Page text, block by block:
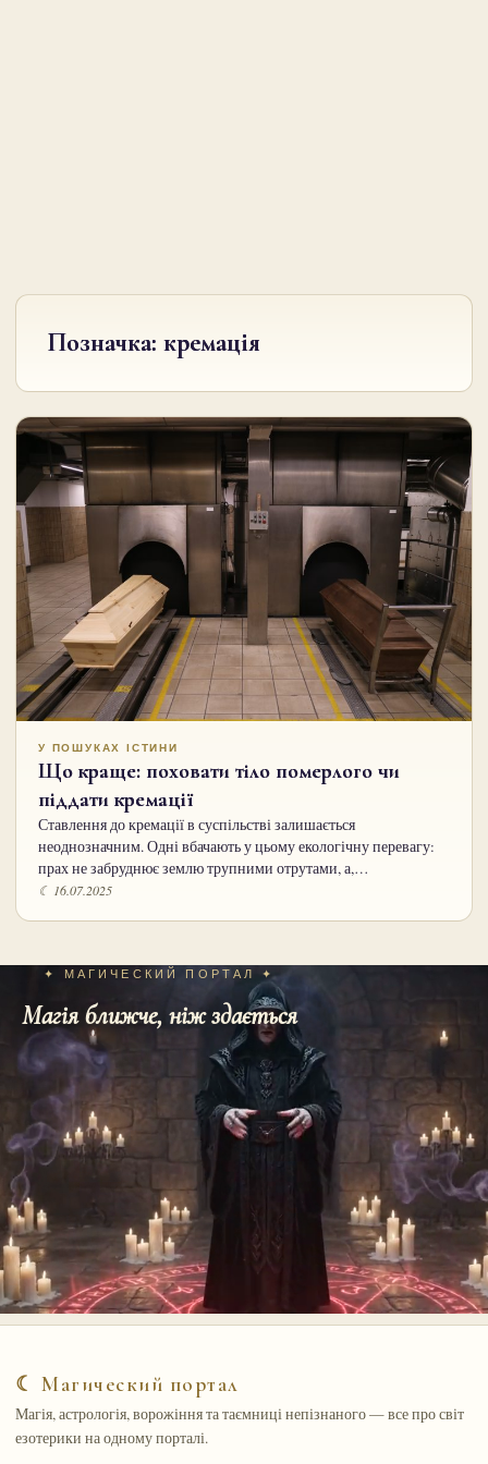
Позначка: кремація
У ПОШУКАХ ІСТИНИ
Що краще: поховати тіло померлого чи
піддати кремації
Ставлення до кремації в суспільстві залишається
неоднозначним. Одні вбачають у цьому екологічну перевагу:
прах не забруднює землю трупними отрутами, а,…
☾ 16.07.2025
✦ МАГИЧЕСКИЙ ПОРТАЛ ✦
Магія ближче, ніж здається
☾ Магический портал
Магія, астрологія, ворожіння та таємниці непізнаного — все про світ
езотерики на одному порталі.